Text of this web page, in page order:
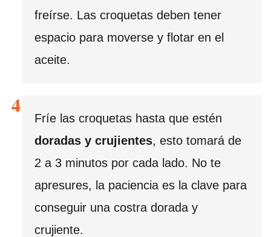
freírse. Las croquetas deben tener
espacio para moverse y flotar en el
aceite.
Fríe las croquetas hasta que estén
doradas y crujientes, esto tomará de
2 a 3 minutos por cada lado. No te
apresures, la paciencia es la clave para
conseguir una costra dorada y
crujiente.